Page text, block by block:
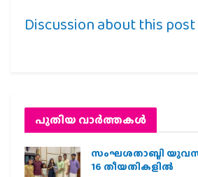
Discussion about this post
പുതിയ വാര്‍ത്തകള്‍
സംഘശതാബ്ദി
16 തീയതികളില്‍